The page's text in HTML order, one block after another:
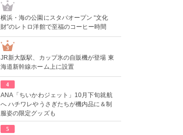
2
横浜・海の公園にスタバオープン “文化
財”のレトロ洋館で至福のコーヒー時間
3
JR新大阪駅、カップ氷の自販機が登場 東
海道新幹線ホーム上に設置
4
ANA「ちいかわジェット」10月下旬就航
へ ハチワレやうさぎたちが機内品に＆制
服姿の限定グッズも
5